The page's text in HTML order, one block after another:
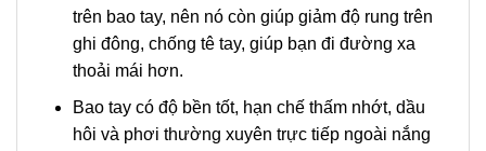
trên bao tay, nên nó còn giúp giảm độ rung trên
ghi đông, chống tê tay, giúp bạn đi đường xa
thoải mái hơn.
Bao tay có độ bền tốt, hạn chế thấm nhớt, dầu
hôi và phơi thường xuyên trực tiếp ngoài nắng